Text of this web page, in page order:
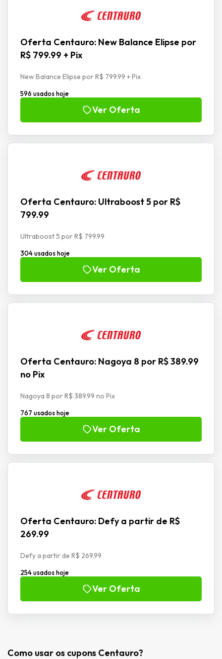
Oferta Centauro: New Balance Elipse por
R$ 799.99 + Pix
New Balance Elipse por R$ 799.99 + Pix
596 usados hoje
Ver Oferta
Oferta Centauro: Ultraboost 5 por R$
799.99
Ultraboost 5 por R$ 799.99
304 usados hoje
Ver Oferta
Oferta Centauro: Nagoya 8 por R$ 389.99
no Pix
Nagoya 8 por R$ 389.99 no Pix
767 usados hoje
Ver Oferta
Oferta Centauro: Defy a partir de R$
269.99
Defy a partir de R$ 269.99
254 usados hoje
Ver Oferta
Como usar os cupons Centauro?